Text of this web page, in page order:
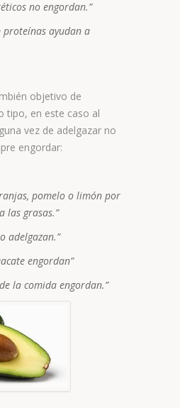
no engordan.”
proteínas ayudan a
objetivo de
tipo, en este caso al
vez de adelgazar no
engordar:
pomelo o limón por
las grasas.”
adelgazan.”
engordan”
la comida engordan.”